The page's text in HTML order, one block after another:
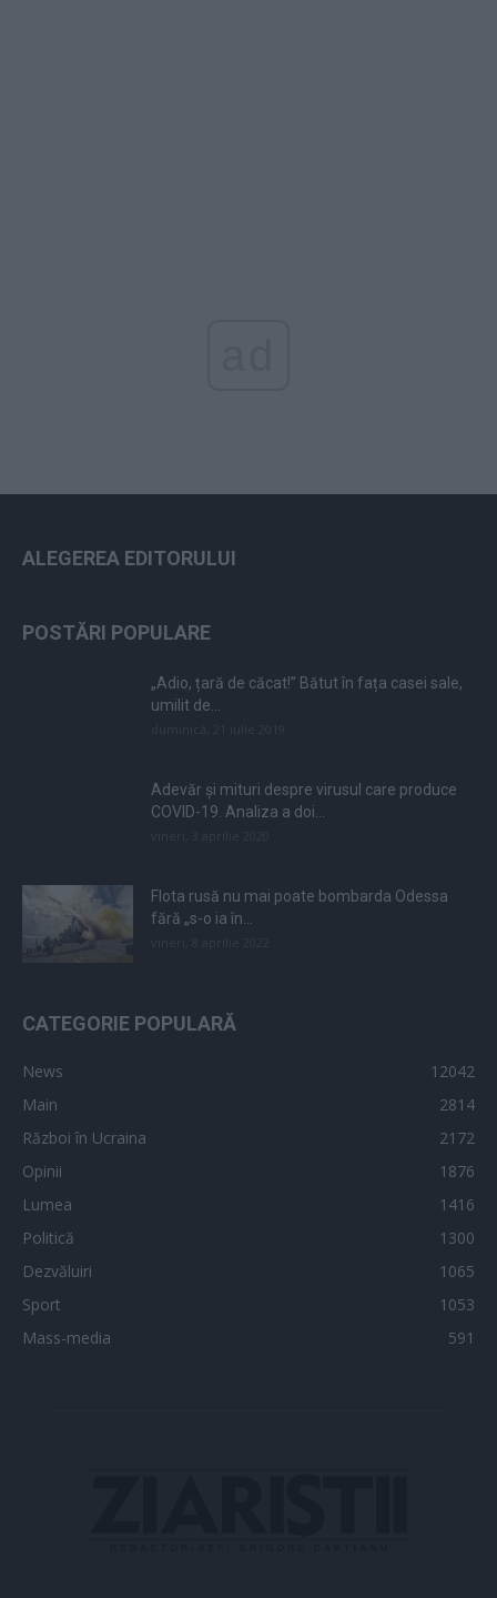
ALEGEREA EDITORULUI
POSTĂRI POPULARE
„Adio, țară de căcat!” Bătut în fața casei sale,
umilit de...
Adevăr și mituri despre virusul care produce
COVID-19. Analiza a doi...
Flota rusă nu mai poate bombarda Odessa
fără „s-o ia în...
CATEGORIE POPULARĂ
News
12042
Main
2814
Război în Ucraina
2172
Opinii
1876
Lumea
1416
Politică
1300
Dezvăluiri
1065
Sport
1053
Mass-media
591